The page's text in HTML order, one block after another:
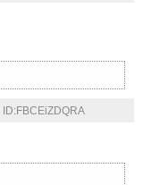
ID:FBCEiZDQRA